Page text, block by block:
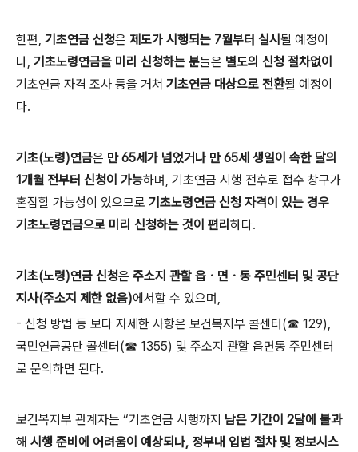
한편, 기초연금 신청은 제도가 시행되는 7월부터 실시 될 예정이
나, 기초노령연금을 미리 신청하는 분들은 별도의 신청 절차없이
기초연금 자격 조사 등을 거쳐 기초연금 대상으로 전환될 예정이
다.
기초(노령)연금은 만 65세가 넘었거나 만 65세 생일이 속한 달의
1개월 전부터 신청이 가능하며, 기초연금 시행 전후로 접수 창구가
혼잡할 가능성이 있으므로 기초노령연금 신청 자격이 있는 경우
기초노령연금으로 미리 신청하는 것이 편리 하다.
기초(노령)연금 신청은 주소지 관할 읍ㆍ면ㆍ동 주민센터 및 공단
지사(주소지 제한 없음)에서할 수 있으며,
- 신청 방법 등 보다 자세한 사항은 보건복지부 콜센터(☎ 129),
국민연금공단 콜센터(☎ 1355) 및 주소지 관할 읍면동 주민센터
로 문의하면 된다.
보건복지부 관계자는 “기초연금 시행까지 남은 기간이 2달에 불과
해 시행 준비에 어려움이 예상되나, 정부내 입법 절차 및 정보시스